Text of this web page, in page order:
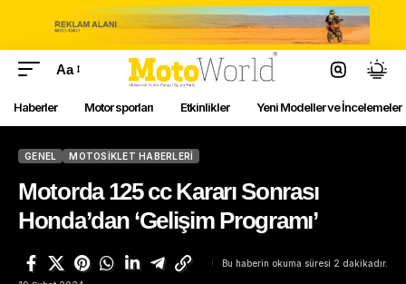
Aa
Haberler Motor sporları Etkinlikler Yeni Modeller ve İncelemeler
GENEL MOTOSIKLET HABERLERI
Motorda 125 cc Kararı Sonrası
Honda’dan ‘Gelişim Programı’
Bu haberin okuma süresi 2 dakikadır.